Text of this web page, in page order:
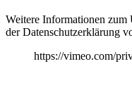
Weitere Informationen
der Datenschutzerklärung
https://vimeo.com/